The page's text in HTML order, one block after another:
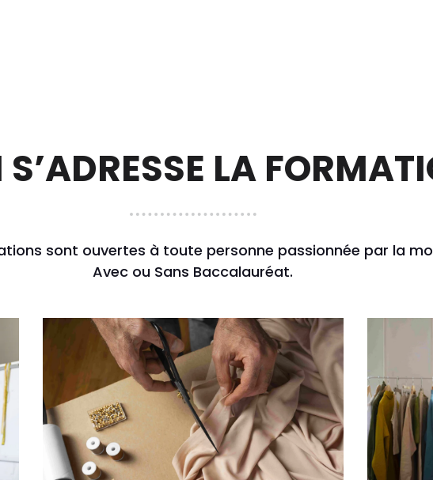
LA
sont ouvertes à toute personne passionnée par la
Avec ou Sans Baccalauréat.